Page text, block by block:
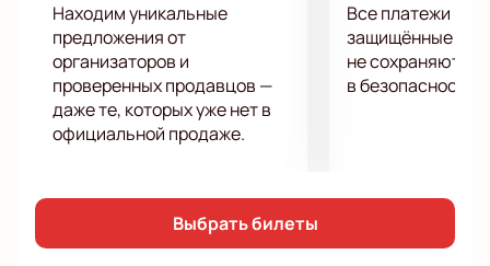
Находим уникальные
предложения от
организаторов и
проверенных продавцов —
даже те, которых уже нет в
официальной продаже.
Все платежи
защищённые
не сохраняются
в безопасности.
Выбрать билеты